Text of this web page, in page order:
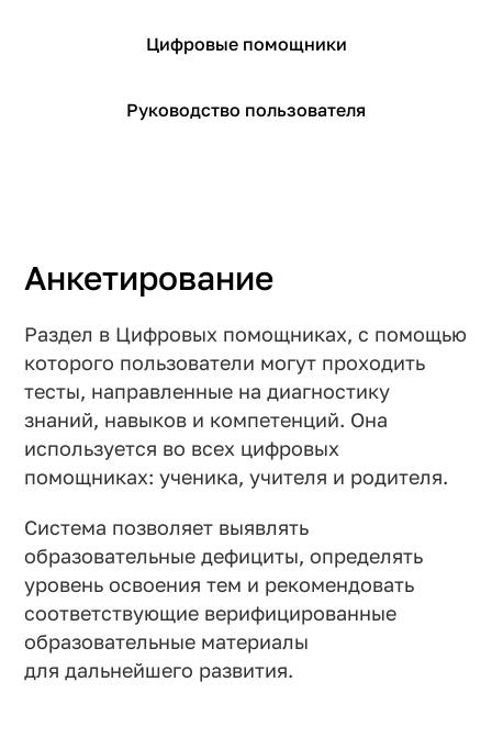
Цифровые помощники
Руководство пользователя
Анкетирование
Раздел в Цифровых помощниках, с помощью
которого пользователи могут проходить
тесты, направленные на диагностику
знаний, навыков и компетенций. Она
используется во всех цифровых
помощниках: ученика, учителя и родителя.
Система позволяет выявлять
образовательные дефициты, определять
уровень освоения тем и рекомендовать
соответствующие верифицированные
образовательные материалы
для дальнейшего развития.